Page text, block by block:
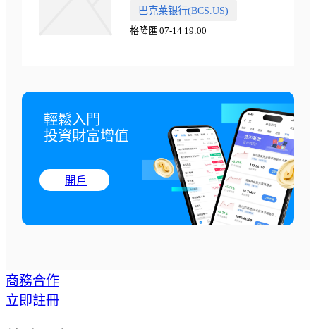
巴克莱银行(BCS.US)
格隆匯 07-14 19:00
輕鬆入門
投資財富增值
開戶
商務合作
立即註冊